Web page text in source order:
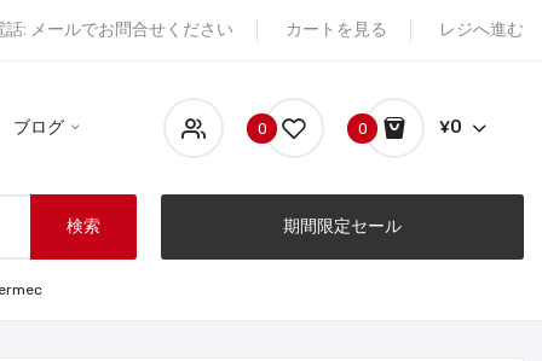
話: メールでお問合せください カートを見る レジへ進む
ブログ 0 0 ¥0
検索 期間限定セール